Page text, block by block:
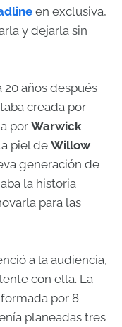
en exclusiva,
y dejarla sin
años después
creada por
por Warwick
piel de Willow
generación de
la historia
para las
a la audiencia,
con ella. La
por 8
planeadas tres